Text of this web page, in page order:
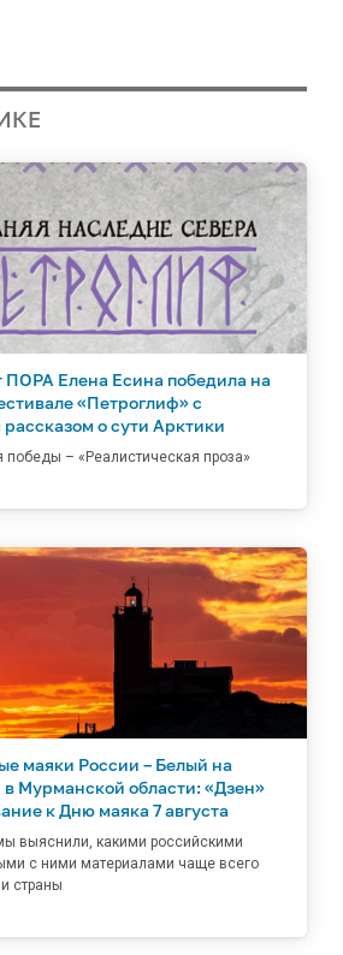
ПОРА Елена Есина победила на
«Петроглиф» с
о сути Арктики
– «Реалистическая проза»
маяки России – Белый на
Мурманской области: «Дзен»
к Дню маяка 7 августа
выяснили, какими российскими
с ними материалами чаще всего
страны